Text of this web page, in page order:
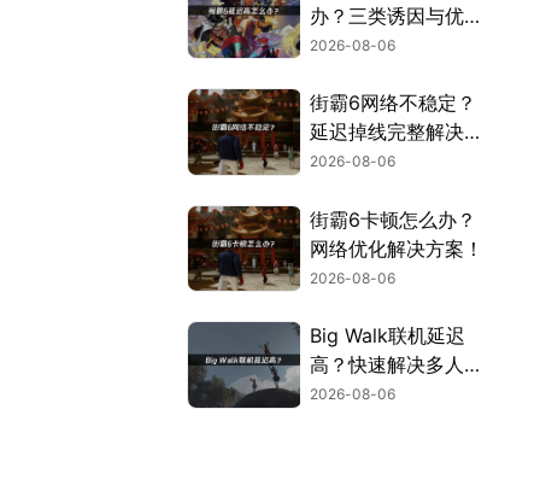
办？三类诱因与优化
解决方案！
2026-08-06
街霸6网络不稳定？
延迟掉线完整解决指
南！
2026-08-06
街霸6卡顿怎么办？
网络优化解决方案！
2026-08-06
Big Walk联机延迟
高？快速解决多人联
机卡顿问题！
2026-08-06